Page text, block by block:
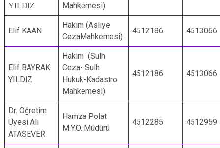
YILDIZ
Mahkemesi)
Elif KAAN
Hakim (Asliye
CezaMahkemesi)
4512186 4513066
Elif BAYRAK
YILDIZ
Hakim (Sulh
Ceza- Sulh
Hukuk-Kadastro
Mahkemesi)
4512186 4513066
Dr. Öğretim
Üyesi Ali
ATASEVER
Hamza Polat
M.Y.O. Müdürü
4512285 4512959